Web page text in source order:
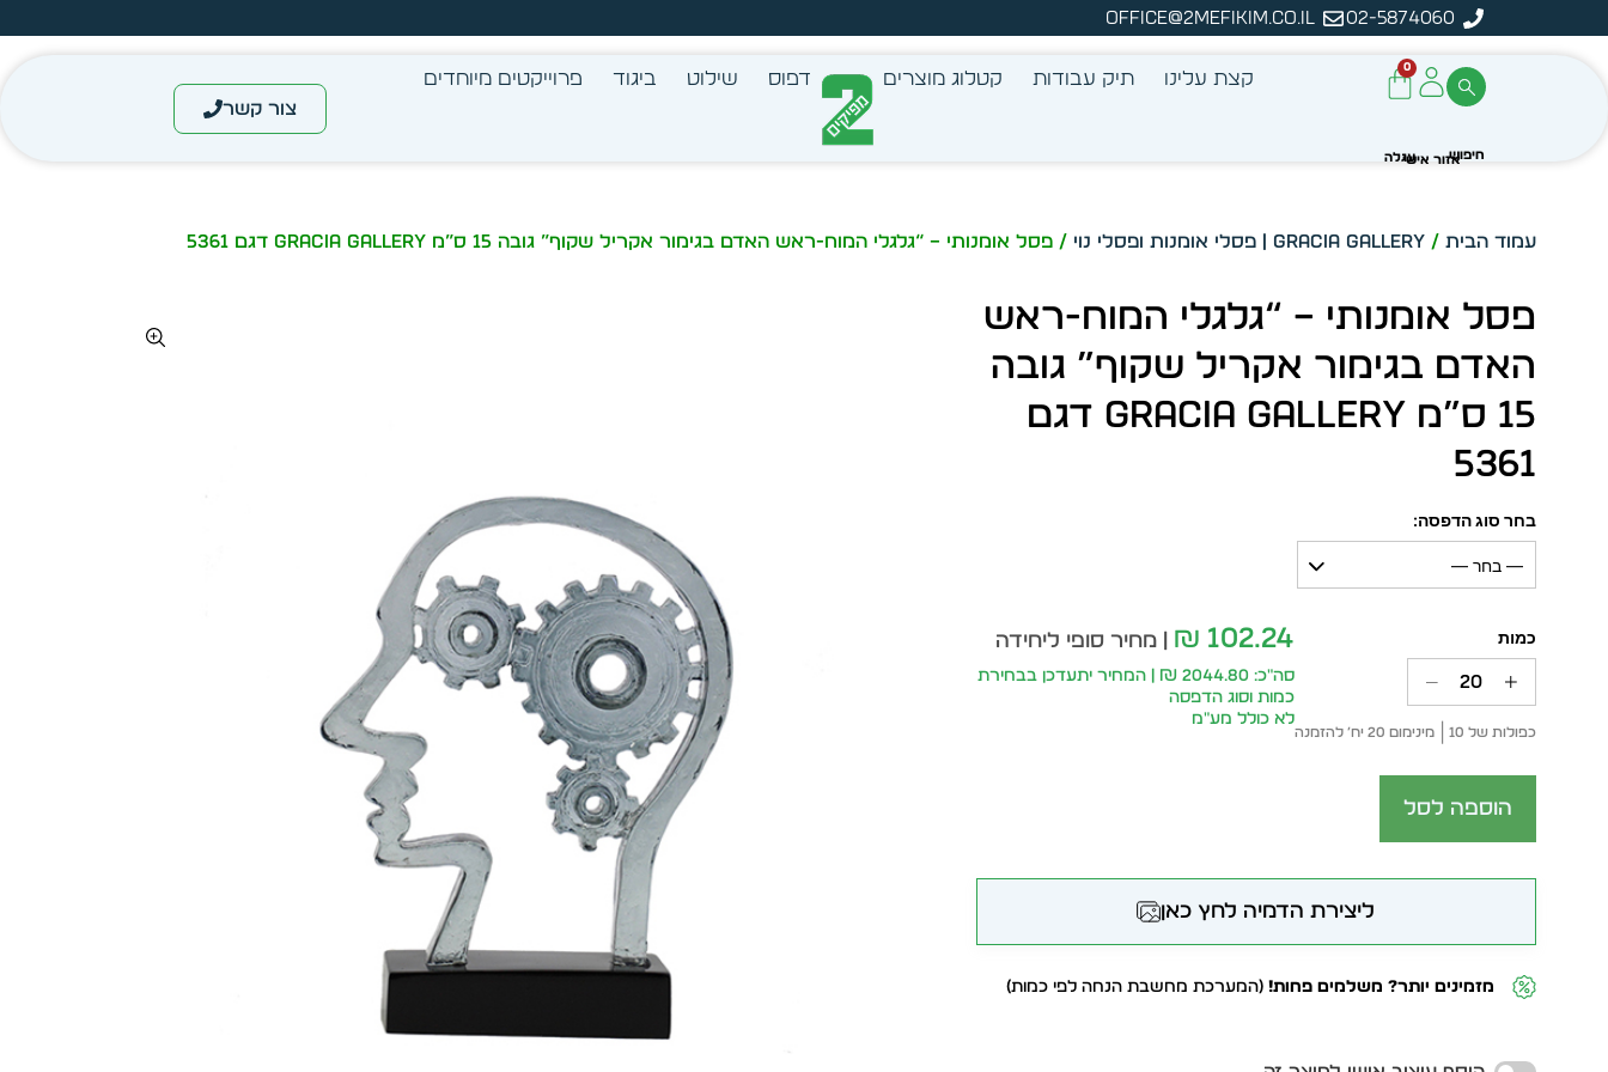
02-5874060
office@2mefikim.co.il
הזמן מיידית מתוך מלאי קיים
עצב בעצמך - הכן הדמייה לכל פריט בקלות
0
קצת עלינו תיק עבודות קטלוג מוצרים דפוס שילוט ביגוד פרוייקטים מיוחדים
צור קשר
עמוד הבית /GRACIA GALLERY | פסלי אומנות ופסלי נוי / פסל אומנותי – “גלגלי המוח-ראש האדם בגימור אקריל שקוף” גובה 15 ס”מ GRACIA GALLERY דגם 5361
פסל אומנותי – “גלגלי המוח-ראש
האדם בגימור אקריל שקוף” גובה
15 ס”מ GRACIA GALLERY דגם
5361
בחר סוג הדפסה:
— בחר —
כפולות של 10 מינימום 20 יח׳ להזמנה
₪ 102.24 | מחיר סופי ליחידה
סה״כ: 2044.80 ₪ | המחיר יתעדכן בבחירת
כמות וסוג הדפסה
לא כולל מע״מ
הוספה לסל
ליצירת הדמיה לחץ כאן
מזמינים יותר? משלמים פחות! (המערכת מחשבת הנחה לפי כמות)